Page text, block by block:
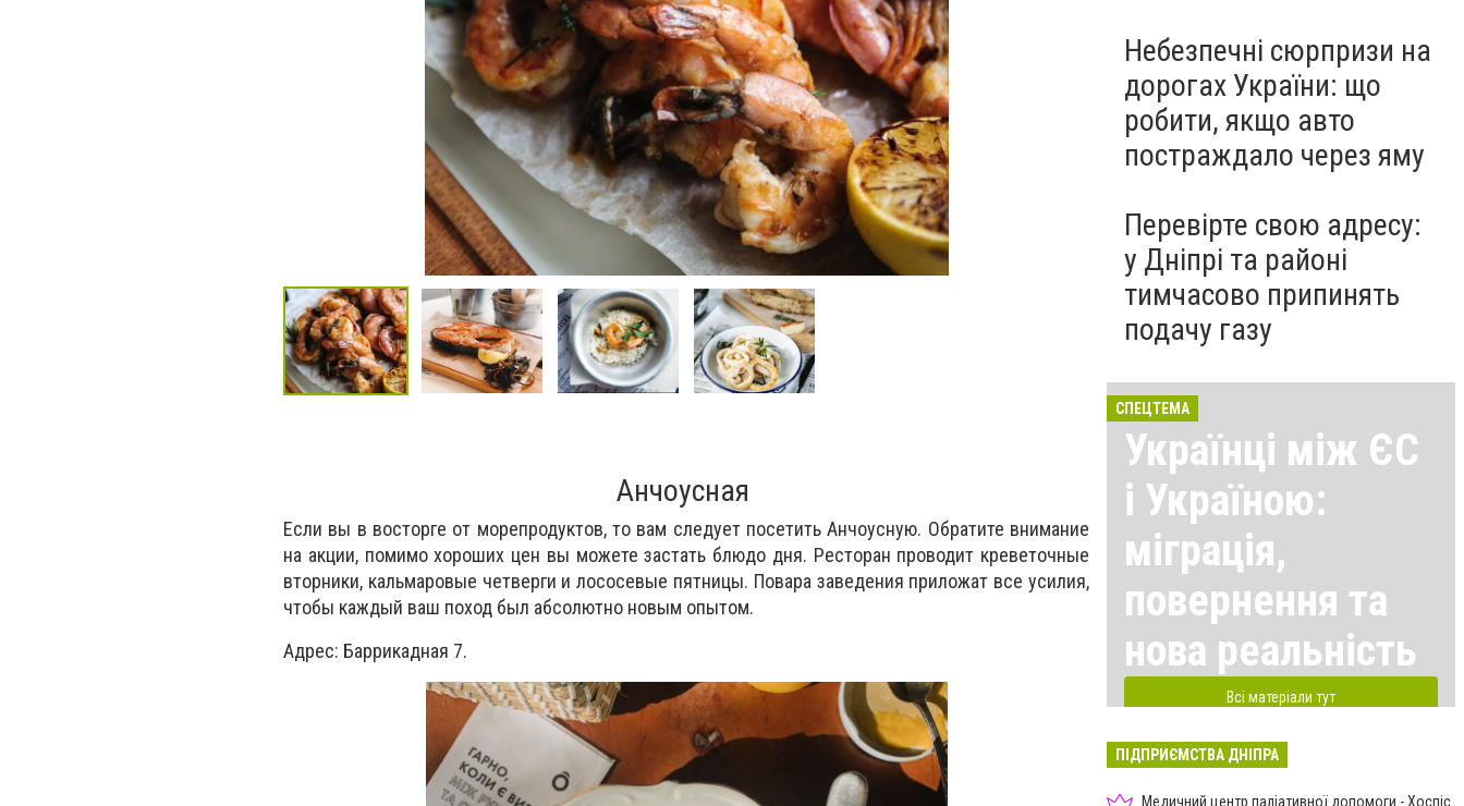
Анчоусная
Если вы в восторге от морепродуктов, то вам следует посетить Анчоусную. Обратите внимание
на акции, помимо хороших цен вы можете застать блюдо дня. Ресторан проводит креветочные
вторники, кальмаровые четверги и лососевые пятницы. Повара заведения приложат все усилия,
чтобы каждый ваш поход был абсолютно новым опытом.
Адрес: Баррикадная 7.
Небезпечні сюрпризи на
дорогах України: що
робити, якщо авто
постраждало через яму
Перевірте свою адресу:
у Дніпрі та районі
тимчасово припинять
подачу газу
СПЕЦТЕМА
Українці між ЄС
і Україною:
міграція,
повернення та
нова реальність
Всі матеріали тут
ПІДПРИЄМСТВА ДНІПРА
Медичний центр паліативної допомоги - Хоспіс